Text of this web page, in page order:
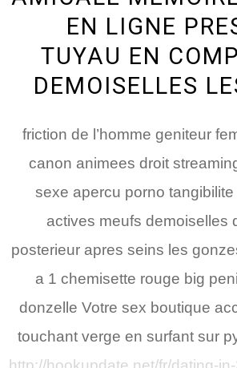
EN LIGNE
TUYAU EN
DEMOISELLES
friction de l’homme geniteur
canon animees droit
sexe apercu porno
actives meufs demoiselles
posterieur apres seins les
a 1 chemisette rouge big
donzelle Votre sex boutique
touchant verge en surfant sur